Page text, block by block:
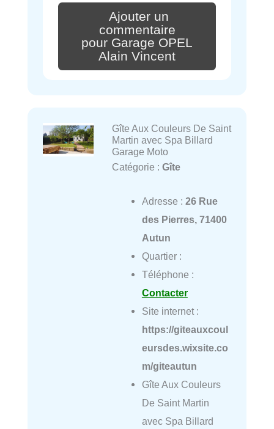
Ajouter un
commentaire
pour Garage OPEL
Alain Vincent
Gîte Aux Couleurs De Saint
Martin avec Spa Billard
Garage Moto
Catégorie : Gîte
Adresse : 26 Rue
des Pierres, 71400
Autun
Quartier :
Téléphone :
Contacter
Site internet :
https://giteauxcoul
eursdes.wixsite.co
m/giteautun
Gîte Aux Couleurs
De Saint Martin
avec Spa Billard